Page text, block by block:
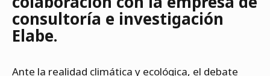
consultoría e investigación
Elabe.
Ante la realidad climática y ecológica, el debate